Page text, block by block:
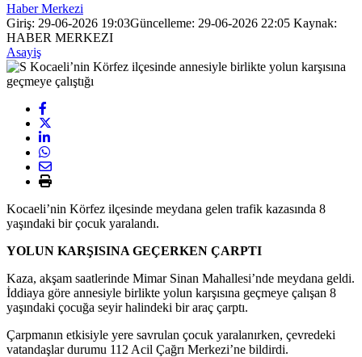
Haber Merkezi
Giriş: 29-06-2026 19:03Güncelleme: 29-06-2026 22:05 Kaynak:
HABER MERKEZI
Asayiş
Kocaeli’nin Körfez ilçesinde meydana gelen trafik kazasında 8
yaşındaki bir çocuk yaralandı.
YOLUN KARŞISINA GEÇERKEN ÇARPTI
Kaza, akşam saatlerinde Mimar Sinan Mahallesi’nde meydana geldi.
İddiaya göre annesiyle birlikte yolun karşısına geçmeye çalışan 8
yaşındaki çocuğa seyir halindeki bir araç çarptı.
Çarpmanın etkisiyle yere savrulan çocuk yaralanırken, çevredeki
vatandaşlar durumu 112 Acil Çağrı Merkezi’ne bildirdi.